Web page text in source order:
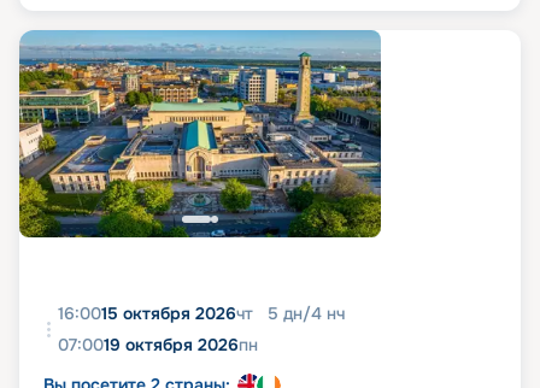
16:0015 октября 2026чт 5 дн/4 нч
07:0019 октября 2026пн